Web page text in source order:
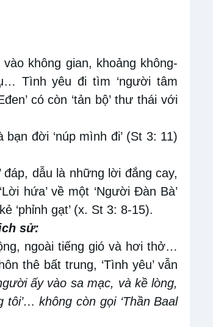
vào không gian, khoảng không-
Tình yêu đi tìm ‘người tâm
có còn ‘tản bộ’ thư thái với
đời ‘núp mình đi’ (St 3: 11)
đáp, dẫu là những lời đắng cay,
hứa’ về một ‘Người Đàn Bà’
‘phỉnh gạt’ (x. St 3: 8-15).
sử:
ngoài tiếng gió và hơi thở…
thê bất trung, ‘Tình yêu’ vẫn
ấy vào sa mạc, và kề lòng,
tôi’… không còn gọi ‘Thần Baal